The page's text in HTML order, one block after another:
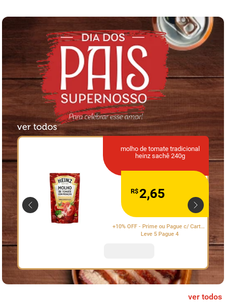
ver todos
molho de tomate tradicional
heinz sachê 240g
R$ 2,65
+10% OFF - Prime ou Pague c/ Cartão
Nosso Pay
Leve 5 Pague 4
ver todos